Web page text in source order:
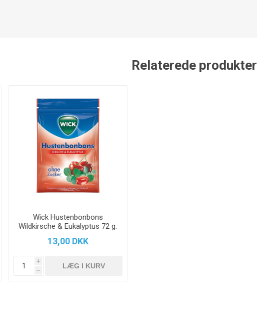
Relaterede produkter
Wick Hustenbonbons
Wildkirsche & Eukalyptus 72 g.
13,00 DKK
i
h